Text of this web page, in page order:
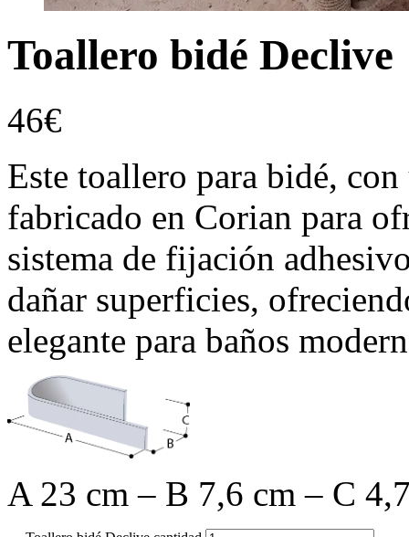
Toallero bidé Declive
46€
Este toallero para bidé,
fabricado en Corian para
sistema de fijación
dañar superficies,
elegante para baños
A 23 cm – B 7,6 cm – C